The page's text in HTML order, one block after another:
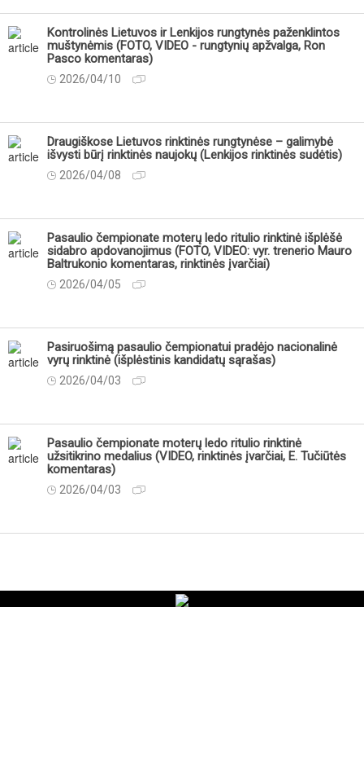
Kontrolinės Lietuvos ir Lenkijos rungtynės paženklintos
muštynėmis (FOTO, VIDEO - rungtynių apžvalga, Ron
Pasco komentaras)
2026/04/10
Draugiškose Lietuvos rinktinės rungtynėse – galimybė
išvysti būrį rinktinės naujokų (Lenkijos rinktinės sudėtis)
2026/04/08
Pasaulio čempionate moterų ledo ritulio rinktinė išplėšė
sidabro apdovanojimus (FOTO, VIDEO: vyr. trenerio Mauro
Baltrukonio komentaras, rinktinės įvarčiai)
2026/04/05
Pasiruošimą pasaulio čempionatui pradėjo nacionalinė
vyrų rinktinė (išplėstinis kandidatų sąrašas)
2026/04/03
Pasaulio čempionate moterų ledo ritulio rinktinė
užsitikrino medalius (VIDEO, rinktinės įvarčiai, E. Tučiūtės
komentaras)
2026/04/03